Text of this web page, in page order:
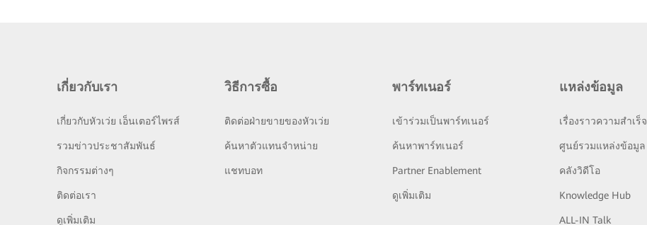
เกี่ยวกับเรา
เกี่ยวกับหัวเว่ย เอ็นเตอร์ไพรส์
รวมข่าวประชาสัมพันธ์
กิจกรรมต่างๆ
ติดต่อเรา
ดูเพิ่มเติม
วิธีการซื้อ
ติดต่อฝ่ายขายของหัวเว่ย
ค้นหาตัวแทนจำหน่าย
แชทบอท
พาร์ทเนอร์
เข้าร่วมเป็นพาร์ทเนอร์
ค้นหาพาร์ทเนอร์
Partner Enablement
ดูเพิ่มเติม
แหล่งข้อมูล
เรื่องราวความสำเร็จ
ศูนย์รวมแหล่งข้อมูล
คลังวิดีโอ
Knowledge Hub
ALL-IN Talk